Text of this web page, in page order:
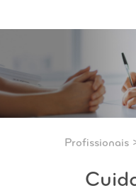
Profissionais